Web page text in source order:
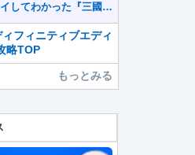
してわかった『三國志
』が本格SLG好きを
して離さないワケ
フィニティブエディ
略TOP
もっとみる